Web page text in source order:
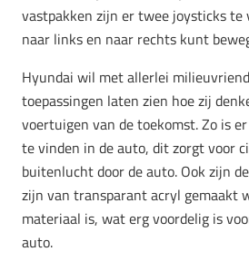
vastpakken zijn er twee joysticks te
naar links en naar rechts kunt
Hyundai wil met allerlei
toepassingen laten zien hoe zij
voertuigen van de toekomst. Zo is er
te vinden in de auto, dit zorgt voor
buitenlucht door de auto. Ook zijn
zijn van transparant acryl gemaakt
materiaal is, wat erg voordelig is
auto.